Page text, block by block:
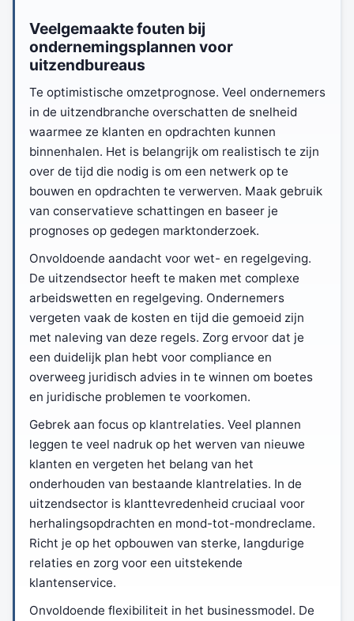
Veelgemaakte fouten bij
ondernemingsplannen voor
uitzendbureaus
Te optimistische omzetprognose. Veel ondernemers
in de uitzendbranche overschatten de snelheid
waarmee ze klanten en opdrachten kunnen
binnenhalen. Het is belangrijk om realistisch te zijn
over de tijd die nodig is om een netwerk op te
bouwen en opdrachten te verwerven. Maak gebruik
van conservatieve schattingen en baseer je
prognoses op gedegen marktonderzoek.
Onvoldoende aandacht voor wet- en regelgeving.
De uitzendsector heeft te maken met complexe
arbeidswetten en regelgeving. Ondernemers
vergeten vaak de kosten en tijd die gemoeid zijn
met naleving van deze regels. Zorg ervoor dat je
een duidelijk plan hebt voor compliance en
overweeg juridisch advies in te winnen om boetes
en juridische problemen te voorkomen.
Gebrek aan focus op klantrelaties. Veel plannen
leggen te veel nadruk op het werven van nieuwe
klanten en vergeten het belang van het
onderhouden van bestaande klantrelaties. In de
uitzendsector is klanttevredenheid cruciaal voor
herhalingsopdrachten en mond-tot-mondreclame.
Richt je op het opbouwen van sterke, langdurige
relaties en zorg voor een uitstekende
klantenservice.
Onvoldoende flexibiliteit in het businessmodel. De